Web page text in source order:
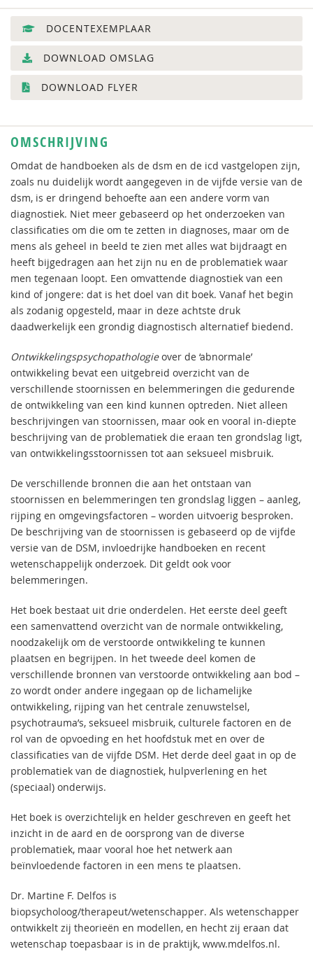
DOCENTEXEMPLAAR
DOWNLOAD OMSLAG
DOWNLOAD FLYER
OMSCHRIJVING
Omdat de handboeken als de dsm en de icd vastgelopen zijn,
zoals nu duidelijk wordt aangegeven in de vijfde versie van de
dsm, is er dringend behoefte aan een andere vorm van
diagnostiek. Niet meer gebaseerd op het onderzoeken van
classificaties om die om te zetten in diagnoses, maar om de
mens als geheel in beeld te zien met alles wat bijdraagt en
heeft bijgedragen aan het zijn nu en de problematiek waar
men tegenaan loopt. Een omvattende diagnostiek van een
kind of jongere: dat is het doel van dit boek. Vanaf het begin
als zodanig opgesteld, maar in deze achtste druk
daadwerkelijk een grondig diagnostisch alternatief biedend.
Ontwikkelingspsychopathologieover de ‘abnormale’
ontwikkeling bevat een uitgebreid overzicht van de
verschillende stoornissen en belemmeringen die gedurende
de ontwikkeling van een kind kunnen optreden. Niet alleen
beschrijvingen van stoornissen, maar ook en vooral in-diepte
beschrijving van de problematiek die eraan ten grondslag ligt,
van ontwikkelingsstoornissen tot aan seksueel misbruik.
De verschillende bronnen die aan het ontstaan van
stoornissen en belemmeringen ten grondslag liggen – aanleg,
rijping en omgevingsfactoren – worden uitvoerig besproken.
De beschrijving van de stoornissen is gebaseerd op de vijfde
versie van de DSM, invloedrijke handboeken en recent
wetenschappelijk onderzoek. Dit geldt ook voor
belemmeringen.
Het boek bestaat uit drie onderdelen. Het eerste deel geeft
een samenvattend overzicht van de normale ontwikkeling,
noodzakelijk om de verstoorde ontwikkeling te kunnen
plaatsen en begrijpen. In het tweede deel komen de
verschillende bronnen van verstoorde ontwikkeling aan bod –
zo wordt onder andere ingegaan op de lichamelijke
ontwikkeling, rijping van het centrale zenuwstelsel,
psychotrauma’s, seksueel misbruik, culturele factoren en de
rol van de opvoeding en het hoofdstuk met en over de
classificaties van de vijfde DSM. Het derde deel gaat in op de
problematiek van de diagnostiek, hulpverlening en het
(speciaal) onderwijs.
Het boek is overzichtelijk en helder geschreven en geeft het
inzicht in de aard en de oorsprong van de diverse
problematiek, maar vooral hoe het netwerk aan
beïnvloedende factoren in een mens te plaatsen.
Dr. Martine F. Delfos is
biopsycholoog/therapeut/wetenschapper. Als wetenschapper
ontwikkelt zij theorieën en modellen, en hecht zij eraan dat
wetenschap toepasbaar is in de praktijk, www.mdelfos.nl.